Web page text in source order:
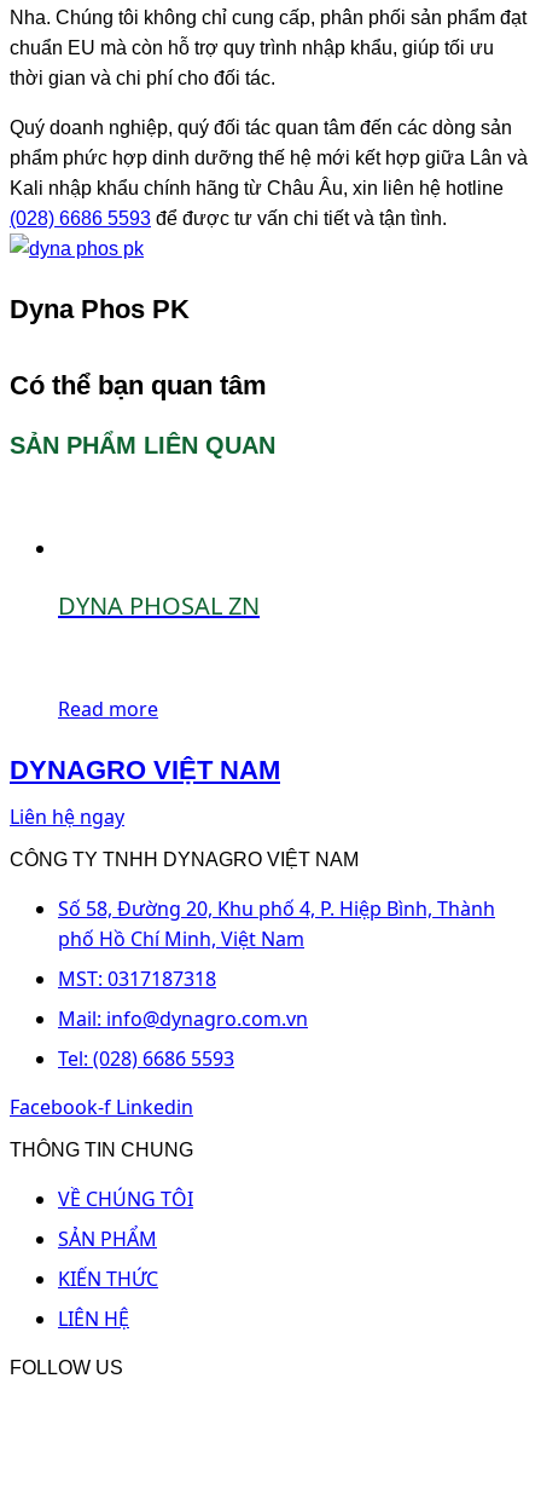
Nha. Chúng tôi không chỉ cung cấp, phân phối sản phẩm đạt
chuẩn EU mà còn hỗ trợ quy trình nhập khẩu, giúp tối ưu
thời gian và chi phí cho đối tác.
Quý doanh nghiệp, quý đối tác quan tâm đến các dòng sản
phẩm phức hợp dinh dưỡng thế hệ mới kết hợp giữa Lân và
Kali nhập khẩu chính hãng từ Châu Âu, xin liên hệ hotline
(028) 6686 5593 để được tư vấn chi tiết và tận tình.
Dyna Phos PK
Có thể bạn quan tâm
SẢN PHẨM LIÊN QUAN
DYNA PHOSAL ZN
Read more
DYNAGRO VIỆT NAM
Liên hệ ngay
CÔNG TY TNHH DYNAGRO VIỆT NAM
Số 58, Đường 20, Khu phố 4, P. Hiệp Bình, Thành
phố Hồ Chí Minh, Việt Nam
MST: 0317187318
Mail: info@dynagro.com.vn
Tel: (028) 6686 5593
Facebook-f Linkedin
THÔNG TIN CHUNG
VỀ CHÚNG TÔI
SẢN PHẨM
KIẾN THỨC
LIÊN HỆ
FOLLOW US